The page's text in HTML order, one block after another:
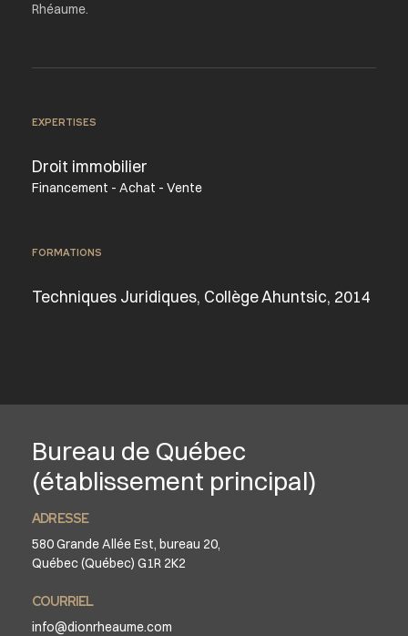
Rhéaume.
EXPERTISES
Droit immobilier
Financement - Achat - Vente
FORMATIONS
Techniques Juridiques, Collège Ahuntsic, 2014
Bureau de Québec
(établissement principal)
ADRESSE
580 Grande Allée Est, bureau 20,
Québec (Québec) G1R 2K2
COURRIEL
info@dionrheaume.com